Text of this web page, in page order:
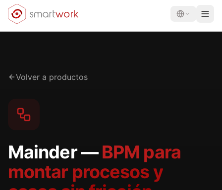
Volver a productos
Mainder —BPM para
montar procesos y